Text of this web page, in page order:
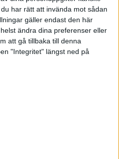
har rätt att invända mot sådan
gäller endast den här
ändra dina preferenser eller
att gå tillbaka till denna
"Integritet" längst ned på
har till uppgift att
främst AB, och h'n är
förlängda arm. När
godkänt ett bokslut så
gå in och kontrollera